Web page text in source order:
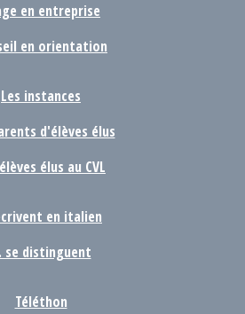
en entreprise
en orientation
Les instances
d'élèves élus
élus au CVL
en italien
se distinguent
Téléthon